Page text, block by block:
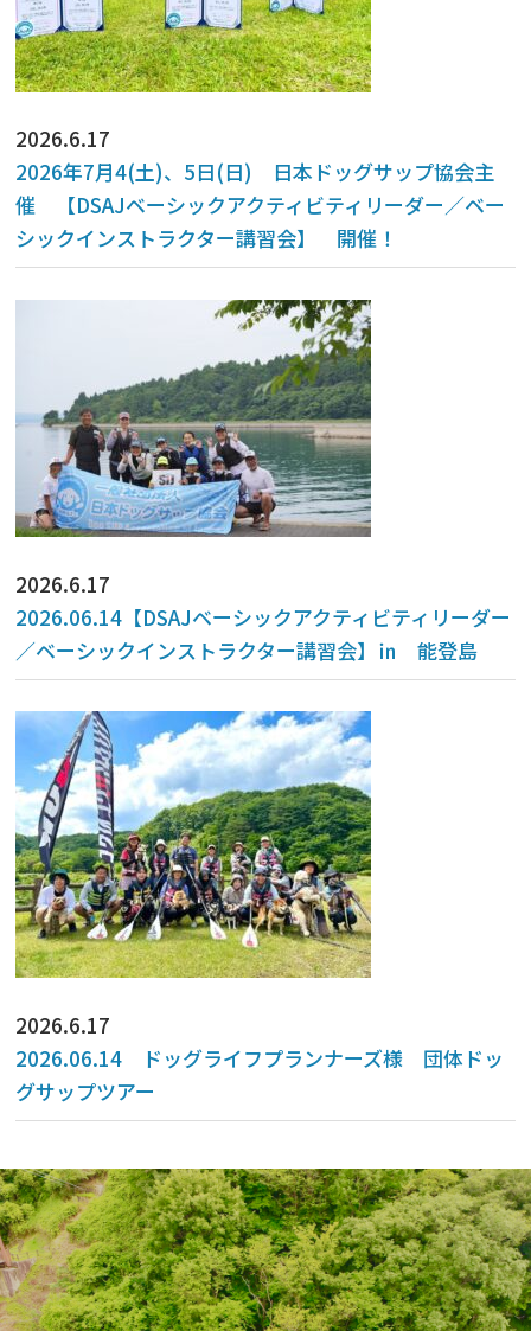
2026.6.17
2026年7月4(土)、5日(日) 日本ドッグサップ協会主
催 【DSAJベーシックアクティビティリーダー／ベー
シックインストラクター講習会】 開催！
2026.6.17
2026.06.14【DSAJベーシックアクティビティリーダー
／ベーシックインストラクター講習会】㏌ 能登島
2026.6.17
2026.06.14 ドッグライフプランナーズ様 団体ドッ
グサップツアー